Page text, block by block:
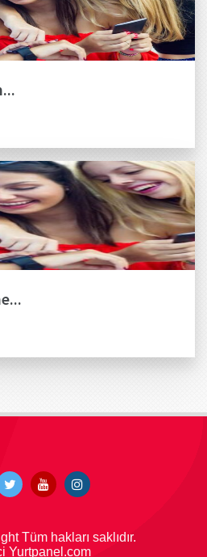
Tüm hakları saklıdır.
Yurtpanel.com